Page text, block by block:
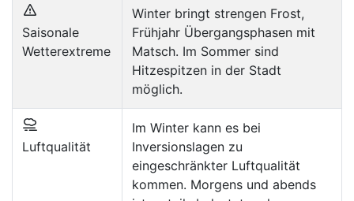
Saisonale
Wetterextreme
Winter bringt strengen Frost,
Frühjahr Übergangsphasen mit
Matsch. Im Sommer sind
Hitzespitzen in der Stadt
möglich.
Luftqualität
Im Winter kann es bei
Inversionslagen zu
eingeschränkter Luftqualität
kommen. Morgens und abends